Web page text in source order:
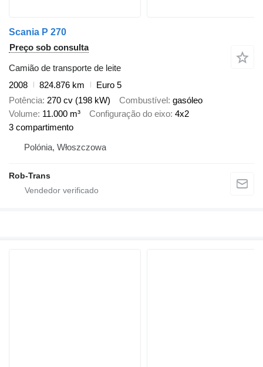
Scania P 270
Preço sob consulta
Camião de transporte de leite
2008
824.876 km
Euro 5
Potência 270 cv (198 kW) Combustível gasóleo
Volume 11.000 m³ Configuração do eixo 4x2
3 compartimento
Polónia, Włoszczowa
Rob-Trans